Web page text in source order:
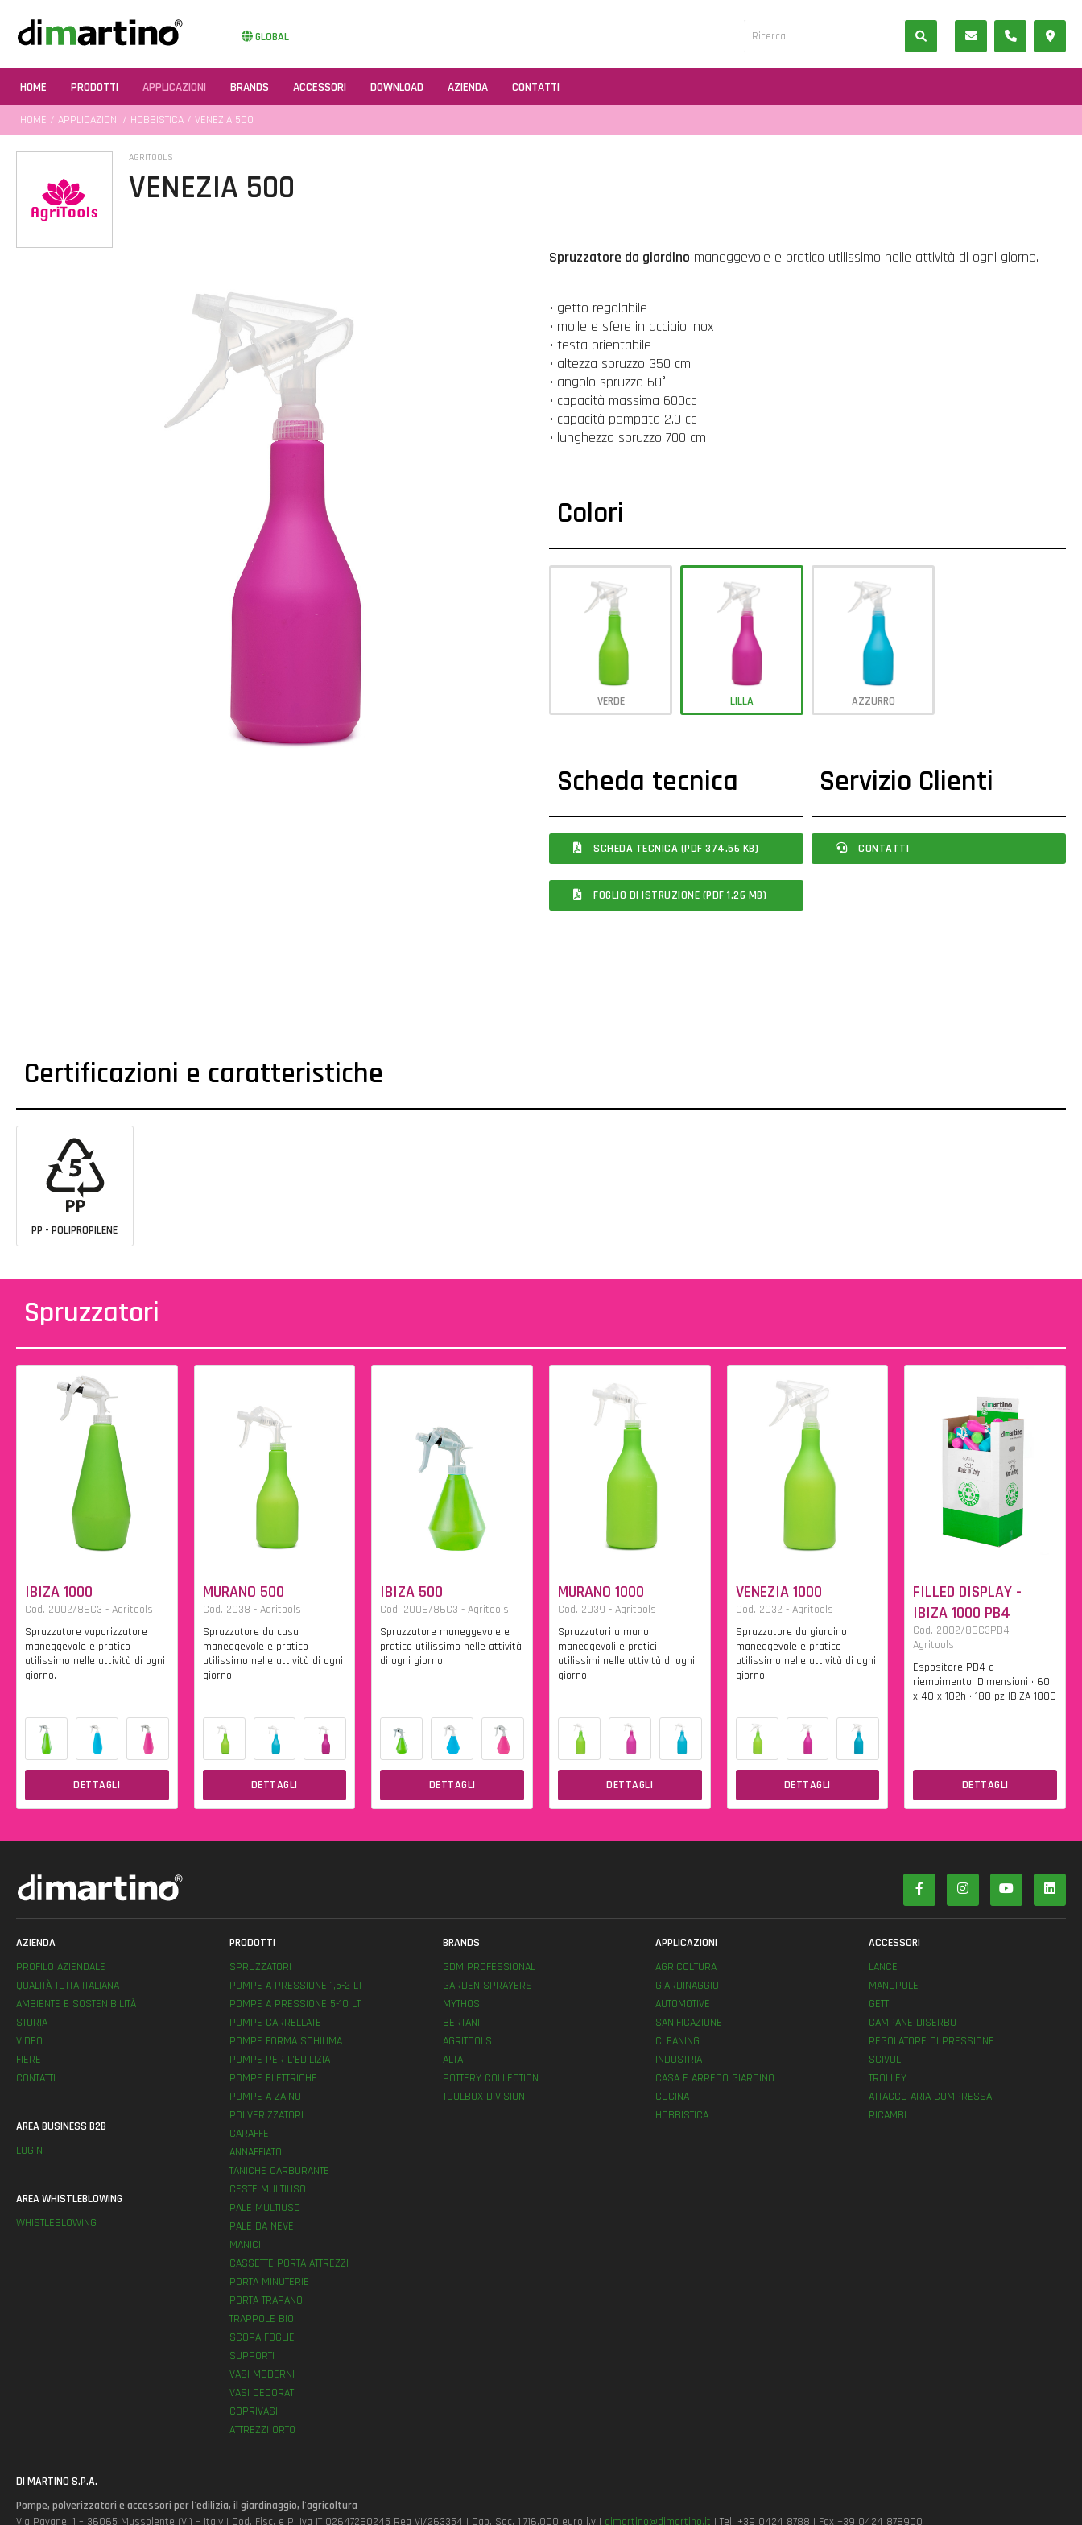
GLOBAL
HOME PRODOTTI APPLICAZIONI BRANDS ACCESSORI DOWNLOAD AZIENDA CONTATTI
HOME / APPLICAZIONI / HOBBISTICA / VENEZIA 500
AGRITOOLS
VENEZIA 500
Spruzzatore da giardino maneggevole e pratico utilissimo nelle attività di ogni giorno.
• getto regolabile
• molle e sfere in acciaio inox
• testa orientabile
• altezza spruzzo 350 cm
• angolo spruzzo 60°
• capacità massima 600cc
• capacità pompata 2.0 cc
• lunghezza spruzzo 700 cm
Colori
VERDE LILLA AZZURRO
Scheda tecnica
SCHEDA TECNICA (PDF 374.56 KB)
FOGLIO DI ISTRUZIONE (PDF 1.26 MB)
Servizio Clienti
CONTATTI
Certificazioni e caratteristiche
PP - POLIPROPILENE
Spruzzatori
IBIZA 1000
Cod. 2002/86C3 - Agritools
Spruzzatore vaporizzatore
maneggevole e pratico
utilissimo nelle attività di ogni
giorno.
DETTAGLI
MURANO 500
Cod. 2038 - Agritools
Spruzzatore da casa
maneggevole e pratico
utilissimo nelle attività di ogni
giorno.
DETTAGLI
IBIZA 500
Cod. 2006/86C3 - Agritools
Spruzzatore maneggevole e
pratico utilissimo nelle attività
di ogni giorno.
DETTAGLI
MURANO 1000
Cod. 2039 - Agritools
Spruzzatori a mano
maneggevoli e pratici
utilissimi nelle attività di ogni
giorno.
DETTAGLI
VENEZIA 1000
Cod. 2032 - Agritools
Spruzzatore da giardino
maneggevole e pratico
utilissimo nelle attività di ogni
giorno.
DETTAGLI
FILLED DISPLAY -
IBIZA 1000 PB4
Cod. 2002/86C3PB4 -
Agritools
Espositore PB4 a
riempimento. Dimensioni • 60
x 40 x 102h • 180 pz IBIZA 1000
DETTAGLI
AZIENDA
PROFILO AZIENDALE
QUALITÀ TUTTA ITALIANA
AMBIENTE E SOSTENIBILITÀ
STORIA
VIDEO
FIERE
CONTATTI
AREA BUSINESS B2B
LOGIN
AREA WHISTLEBLOWING
WHISTLEBLOWING
PRODOTTI
SPRUZZATORI
POMPE A PRESSIONE 1,5-2 LT
POMPE A PRESSIONE 5-10 LT
POMPE CARRELLATE
POMPE FORMA SCHIUMA
POMPE PER L’EDILIZIA
POMPE ELETTRICHE
POMPE A ZAINO
POLVERIZZATORI
CARAFFE
ANNAFFIATOI
TANICHE CARBURANTE
CESTE MULTIUSO
PALE MULTIUSO
PALE DA NEVE
MANICI
CASSETTE PORTA ATTREZZI
PORTA MINUTERIE
PORTA TRAPANO
TRAPPOLE BIO
SCOPA FOGLIE
SUPPORTI
VASI MODERNI
VASI DECORATI
COPRIVASI
ATTREZZI ORTO
BRANDS
GDM PROFESSIONAL
GARDEN SPRAYERS
MYTHOS
BERTANI
AGRITOOLS
ALTA
POTTERY COLLECTION
TOOLBOX DIVISION
APPLICAZIONI
AGRICOLTURA
GIARDINAGGIO
AUTOMOTIVE
SANIFICAZIONE
CLEANING
INDUSTRIA
CASA E ARREDO GIARDINO
CUCINA
HOBBISTICA
ACCESSORI
LANCE
MANOPOLE
GETTI
CAMPANE DISERBO
REGOLATORE DI PRESSIONE
SCIVOLI
TROLLEY
ATTACCO ARIA COMPRESSA
RICAMBI
DI MARTINO S.P.A.
Pompe, polverizzatori e accessori per l'edilizia, il giardinaggio, l'agricoltura
Via Pavane, 1 – 36065 Mussolente (VI) – Italy | Cod. Fisc. e P. Iva IT 02647260245 Rea VI/263354 | Cap. Soc. 1.716.000 euro i.v | dimartino@dimartino.it | Tel. +39 0424 8788 | Fax +39 0424 878900